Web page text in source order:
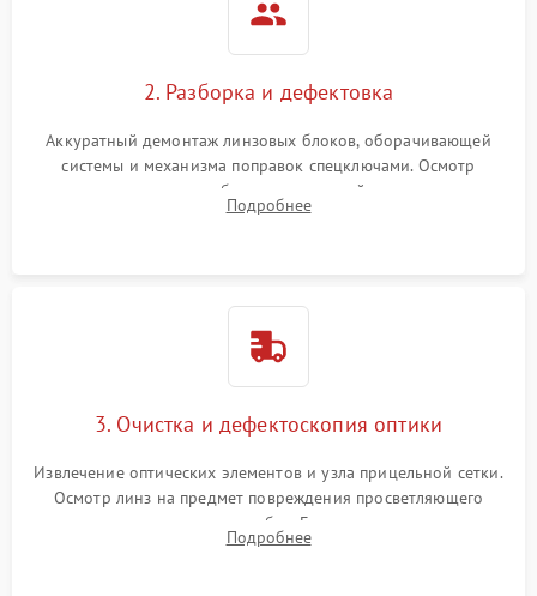
2. Разборка и дефектовка
Аккуратный демонтаж линзовых блоков, оборачивающей
системы и механизма поправок спецключами. Осмотр
внутренних резьбовых соединений, пружин и
уплотнительных колец. Поиск причин люфта, смещения
Подробнее
3. Очистка и дефектоскопия оптики
Извлечение оптических элементов и узла прицельной сетки.
Осмотр линз на предмет повреждения просветляющего
покрытия или появления грибка. Бережная очистка стекол
спецрастворами. Проверка целостности гравированной
Подробнее